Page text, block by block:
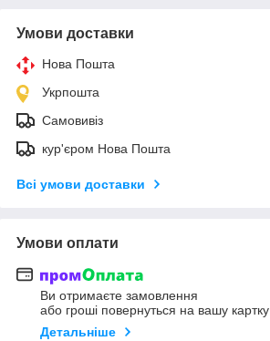
Умови доставки
Нова Пошта
Укрпошта
Самовивіз
кур'єром Нова Пошта
Всі умови доставки
Умови оплати
Ви отримаєте замовлення
або гроші повернуться на вашу картку
Детальніше